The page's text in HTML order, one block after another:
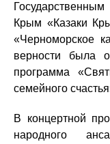
Крым «Казаки
«Черноморское
верности была
программа
семейного
В концертной
народного